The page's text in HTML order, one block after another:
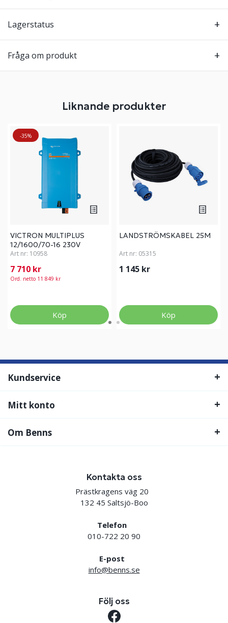
Lagerstatus
Fråga om produkt
Liknande produkter
-35%
VICTRON MULTIPLUS
12/1600/70-16 230V
Art nr: 10958
7 710 kr
Ord. netto 11 849 kr
Köp
LANDSTRÖMSKABEL 25M
Art nr: 05315
1 145 kr
Köp
Kundservice
Mitt konto
Om Benns
Kontakta oss
Prästkragens väg 20
132 45 Saltsjö-Boo
Telefon
010-722 20 90
E-post
info@benns.se
Följ oss